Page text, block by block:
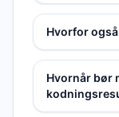
Hvorfor
Hvornår bør